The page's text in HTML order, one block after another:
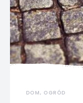
DOM, OGRÓD